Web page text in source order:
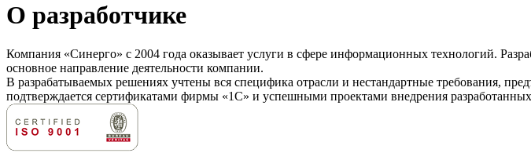
О разработчике
Компания «Синерго» с 2004 года оказывает услуги в сфере информационных технологий.
основное направление деятельности компании.
В разрабатываемых решениях учтены вся специфика отрасли и нестандартные требования,
подтверждается сертификатами фирмы «1С» и успешными проектами внедрения